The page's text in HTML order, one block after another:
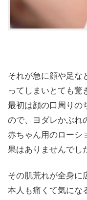
それが急に顔や足な
ってしまいとても驚
最初は顔の口周りの
ので、ヨダレかぶれ
赤ちゃん用のローシ
果はありませんでし
その肌荒れが全身に
本人も痛くて気にな